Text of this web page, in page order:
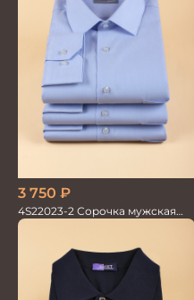
3 750 ₽
4S22023-2 Сорочка мужская
голубая